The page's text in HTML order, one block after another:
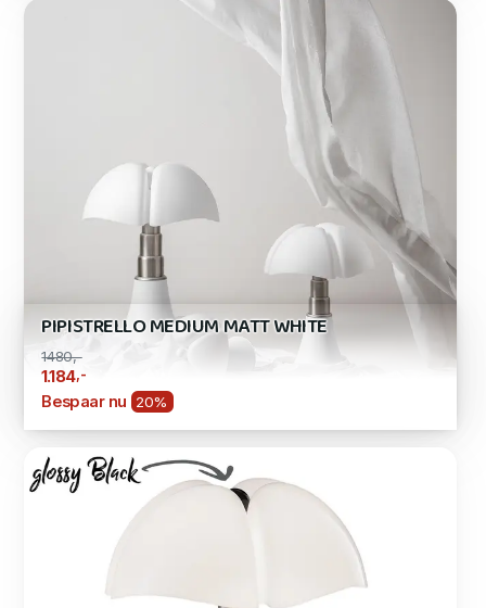
PIPISTRELLO MEDIUM MATT WHITE
1480,-
1.184,-
Bespaar nu 20%